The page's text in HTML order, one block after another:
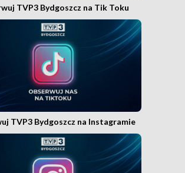
TVP3 Bydgoszcz na Tik Toku
TVP3 Bydgoszcz na Instagramie